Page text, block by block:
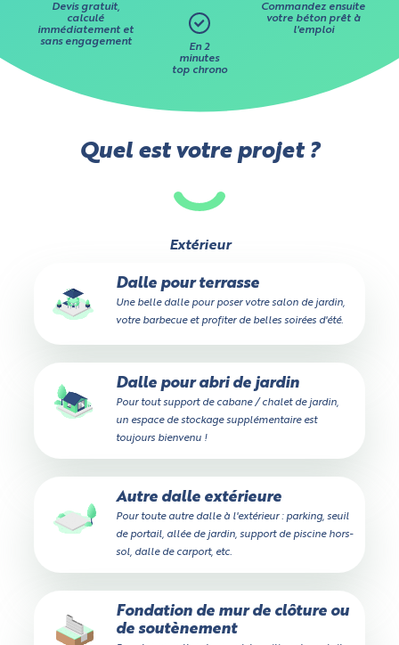
Devis gratuit,
calculé
immédiatement et
sans engagement
En 2
minutes
top chrono
Commandez ensuite
votre béton prêt à
l'emploi
Quel est votre projet ?
Extérieur
Dalle pour terrasse
Une belle dalle pour poser votre salon de jardin,
votre barbecue et profiter de belles soirées d'été.
Dalle pour abri de jardin
Pour tout support de cabane / chalet de jardin,
un espace de stockage supplémentaire est
toujours bienvenu !
Autre dalle extérieure
Pour toute autre dalle à l'extérieur : parking, seuil
de portail, allée de jardin, support de piscine hors-
sol, dalle de carport, etc.
Fondation de mur de clôture ou
de soutènement